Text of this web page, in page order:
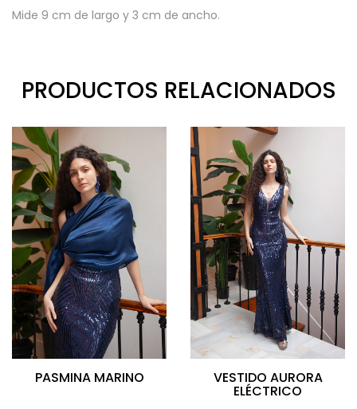
Mide 9 cm de largo y 3 cm de ancho.
PRODUCTOS RELACIONADOS
PASMINA MARINO VESTIDO AURORA
ELÉCTRICO